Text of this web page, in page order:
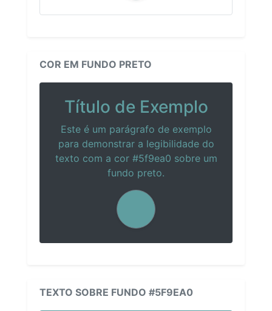
COR EM FUNDO PRETO
Título de Exemplo
Este é um parágrafo de exemplo
para demonstrar a legibilidade do
texto com a cor #5f9ea0 sobre um
fundo preto.
TEXTO SOBRE FUNDO #5F9EA0